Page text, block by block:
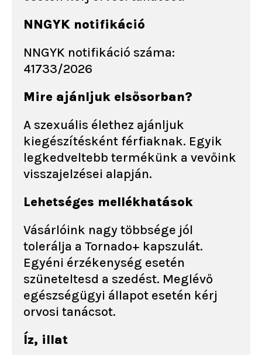
NNGYK notifikáció
NNGYK notifikáció száma:
41733/2026
Mire ajánljuk elsősorban?
A szexuális élethez ajánljuk
kiegészítésként férfiaknak. Egyik
legkedveltebb termékünk a vevőink
visszajelzései alapján.
Lehetséges mellékhatások
Vásárlóink nagy többsége jól
tolerálja a Tornado+ kapszulát.
Egyéni érzékenység esetén
szüneteltesd a szedést. Meglévő
egészségügyi állapot esetén kérj
orvosi tanácsot.
Íz, illat